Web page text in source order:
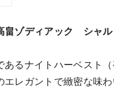
ゾディアック シャル
るナイトハーベスト（
エレガントで緻密な味